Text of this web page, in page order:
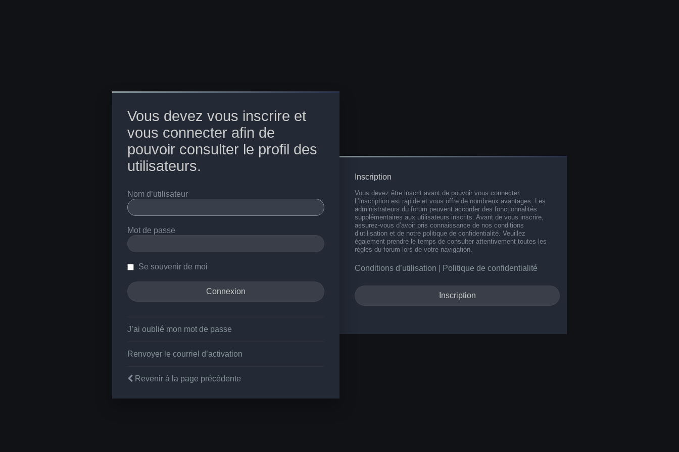
Vous devez vous inscrire et
vous connecter afin de
pouvoir consulter le profil des
utilisateurs.
Nom d’utilisateur
Mot de passe
Se souvenir de moi
J’ai oublié mon mot de passe
Renvoyer le courriel d’activation
Revenir à la page précédente
Inscription
Vous devez être inscrit avant de pouvoir vous connecter.
L’inscription est rapide et vous offre de nombreux avantages. Les
administrateurs du forum peuvent accorder des fonctionnalités
supplémentaires aux utilisateurs inscrits. Avant de vous inscrire,
assurez-vous d’avoir pris connaissance de nos conditions
d’utilisation et de notre politique de confidentialité. Veuillez
également prendre le temps de consulter attentivement toutes les
règles du forum lors de votre navigation.
Conditions d’utilisation Politique de confidentialité
Inscription